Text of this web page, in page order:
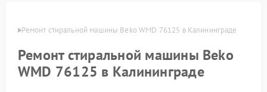
Ремонт стиральной машины Beko WMD 76125 в Калининграде
Ремонт стиральной машины Beko
WMD 76125 в Калининграде